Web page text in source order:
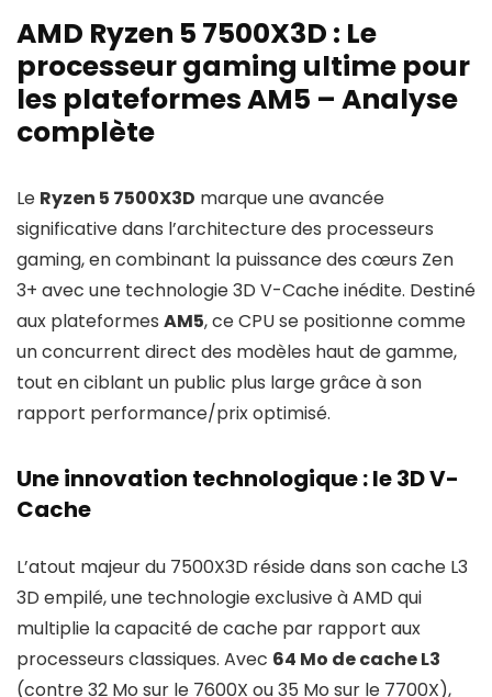
AMD Ryzen 5 7500X3D : Le
processeur gaming ultime pour
les plateformes AM5 – Analyse
complète
Le Ryzen 5 7500X3D marque une avancée
significative dans l’architecture des processeurs
gaming, en combinant la puissance des cœurs Zen
3+ avec une technologie 3D V-Cache inédite. Destiné
aux plateformes AM5, ce CPU se positionne comme
un concurrent direct des modèles haut de gamme,
tout en ciblant un public plus large grâce à son
rapport performance/prix optimisé.
Une innovation technologique : le 3D V-
Cache
L’atout majeur du 7500X3D réside dans son cache L3
3D empilé, une technologie exclusive à AMD qui
multiplie la capacité de cache par rapport aux
processeurs classiques. Avec 64 Mo de cache L3
(contre 32 Mo sur le 7600X ou 35 Mo sur le 7700X),